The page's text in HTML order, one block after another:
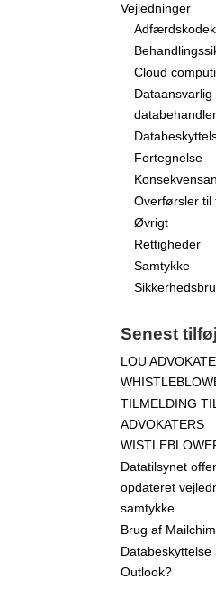
Vejledninger
Cloud
Dataansvarlig
databehandler
Fortegnelse
Overførsler til
Øvrigt
Rettigheder
Samtykke
Senest
LOU
TILMELDING
ADVOKATERS
Datatilsynet
opdateret
samtykke
Brug af
Databeskyttelse
Outlook?